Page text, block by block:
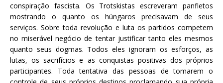
conspiração fascista. Os Trotskistas escreveram panfletos
mostrando o quanto os húngaros precisavam de seus
serviços. Sobre toda revolução e luta os partidos competem
no miserável negócio de tentar justificar tanto eles mesmos
quanto seus dogmas. Todos eles ignoram os esforços, as
lutas, os sacrifícios e as conquistas positivas dos próprios
participantes. Toda tentativa das pessoas de tomarem o